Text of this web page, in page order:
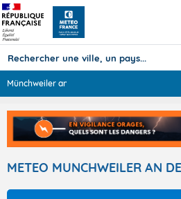
TOUS LES
Münchweiler an
METEO MUNCHWEILER AN